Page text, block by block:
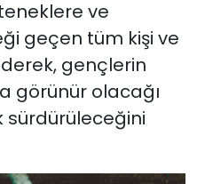
ve
geçen tüm kişi ve
gençlerin
görünür olacağı
sürdürüleceğini